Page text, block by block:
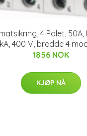
4 Polet,
kA, 400 V, bredde 4
1856 NOK
KJØP NÅ